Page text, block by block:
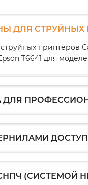
ДЛЯ СТРУЙНЫХ
принтеров
T6641 для
(СИСТЕМОЙ